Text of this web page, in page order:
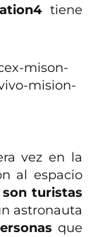
tiene
vez en la
al espacio
turistas
astronauta
que